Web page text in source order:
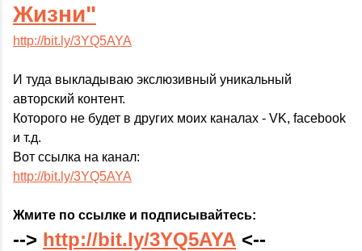
Жизни"
http://bit.ly/3YQ5AYA
И туда выкладываю экслюзивный уникальный
авторский контент.
Которого не будет в других моих каналах - VK, facebook
и т.д.
Вот ссылка на канал:
http://bit.ly/3YQ5AYA
Жмите по ссылке и подписывайтесь:
--> http://bit.ly/3YQ5AYA <--